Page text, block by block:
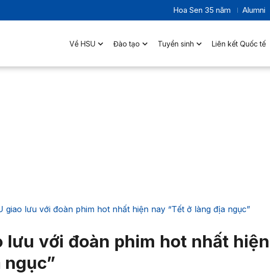
Hoa Sen 35 năm Alumni
Về HSU Đào tạo Tuyển sinh Liên kết Quốc tế
giao lưu với đoàn phim hot nhất hiện nay “Tết ở làng địa ngục”
lưu với đoàn phim hot nhất hiện
ngục”